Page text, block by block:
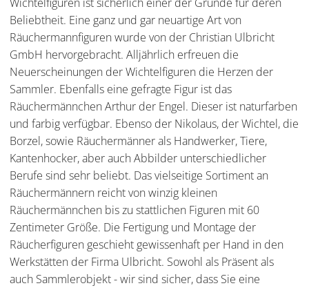
Beliebtheit. Eine ganz und gar neuartige Art von
Räuchermannfiguren wurde von der Christian Ulbricht
GmbH hervorgebracht. Alljährlich erfreuen die
Neuerscheinungen der Wichtelfiguren die Herzen der
Sammler. Ebenfalls eine gefragte Figur ist das
Räuchermännchen Arthur der Engel. Dieser ist naturfarben
und farbig verfügbar. Ebenso der Nikolaus, der Wichtel, die
Borzel, sowie Räuchermänner als Handwerker, Tiere,
Kantenhocker, aber auch Abbilder unterschiedlicher
Berufe sind sehr beliebt. Das vielseitige Sortiment an
Räuchermännern reicht von winzig kleinen
Räuchermännchen bis zu stattlichen Figuren mit 60
Zentimeter Größe. Die Fertigung und Montage der
Räucherfiguren geschieht gewissenhaft per Hand in den
Werkstätten der Firma Ulbricht. Sowohl als Präsent als
auch Sammlerobjekt - wir sind sicher, dass Sie eine